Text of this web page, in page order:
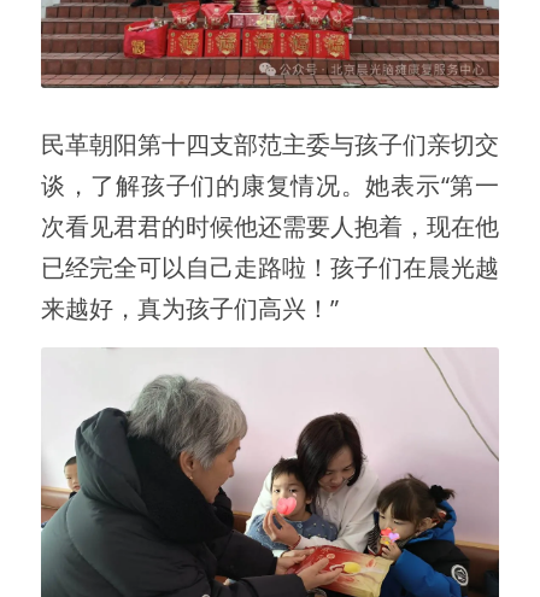
民革朝阳第十四支部范主委与孩子们亲切交
谈，了解孩子们的康复情况。她表示“第一
次看见君君的时候他还需要人抱着，现在他
已经完全可以自己走路啦！孩子们在晨光越
来越好，真为孩子们高兴！”